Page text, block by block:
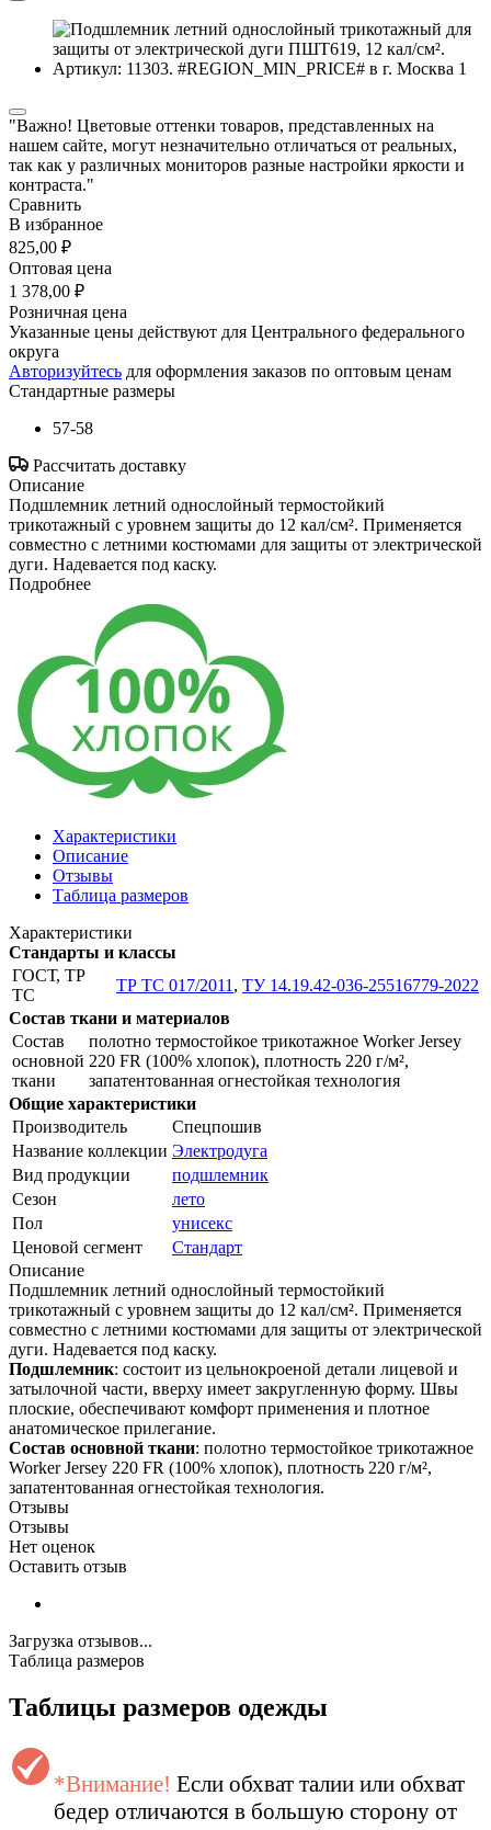
"Важно! Цветовые оттенки товаров, представленных на
нашем сайте, могут незначительно отличаться от реальных,
так как у различных мониторов разные настройки яркости и
контраста."
Сравнить
В избранное
825,00 ₽
Оптовая цена
1 378,00 ₽
Розничная цена
Указанные цены действуют для Центрального федерального
округа
Авторизуйтесь для оформления заказов по оптовым ценам
Стандартные размеры
57-58
Рассчитать доставку
Описание
Подшлемник летний однослойный термостойкий
трикотажный с уровнем защиты до 12 кал/см². Применяется
совместно с летними костюмами для защиты от электрической
дуги. Надевается под каску.
Подробнее
Характеристики
Описание
Отзывы
Таблица размеров
Характеристики
Стандарты и классы
ГОСТ, ТР
ТС
ТР ТС 017/2011 , ТУ 14.19.42-036-25516779-2022
Состав ткани и материалов
Состав
основной
ткани
полотно термостойкое трикотажное Worker Jersey
220 FR (100% хлопок), плотность 220 г/м²,
запатентованная огнестойкая технология
Общие характеристики
Производитель
Спецпошив
Название коллекции Электродуга
Вид продукции
подшлемник
Сезон
лето
Пол
унисекс
Ценовой сегмент
Стандарт
Описание
Подшлемник летний однослойный термостойкий
трикотажный с уровнем защиты до 12 кал/см². Применяется
совместно с летними костюмами для защиты от электрической
дуги. Надевается под каску.
Подшлемник: состоит из цельнокроеной детали лицевой и
затылочной части, вверху имеет закругленную форму. Швы
плоские, обеспечивают комфорт применения и плотное
анатомическое прилегание.
Состав основной ткани: полотно термостойкое трикотажное
Worker Jersey 220 FR (100% хлопок), плотность 220 г/м²,
запатентованная огнестойкая технология.
Отзывы
Отзывы
Нет оценок
Оставить отзыв
Загрузка отзывов...
Таблица размеров
Таблицы размеров одежды
*Внимание! Если обхват талии или обхват
бедер отличаются в большую сторону от